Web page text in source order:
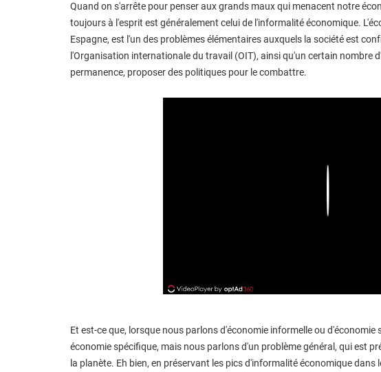
Quand on s'arrête pour penser aux grands maux qui menacent notre
toujours à l'esprit est généralement celui de l'informalité économique.
Espagne, est l'un des problèmes élémentaires auxquels la société est
l'Organisation internationale du travail (OIT), ainsi qu'un certain nombre
permanence, proposer des politiques pour le combattre.
Et est-ce que, lorsque nous parlons d'économie informelle ou
économie spécifique, mais nous parlons d'un problème général, qui est
la planète. Eh bien, en préservant les pics d'informalité économique dans